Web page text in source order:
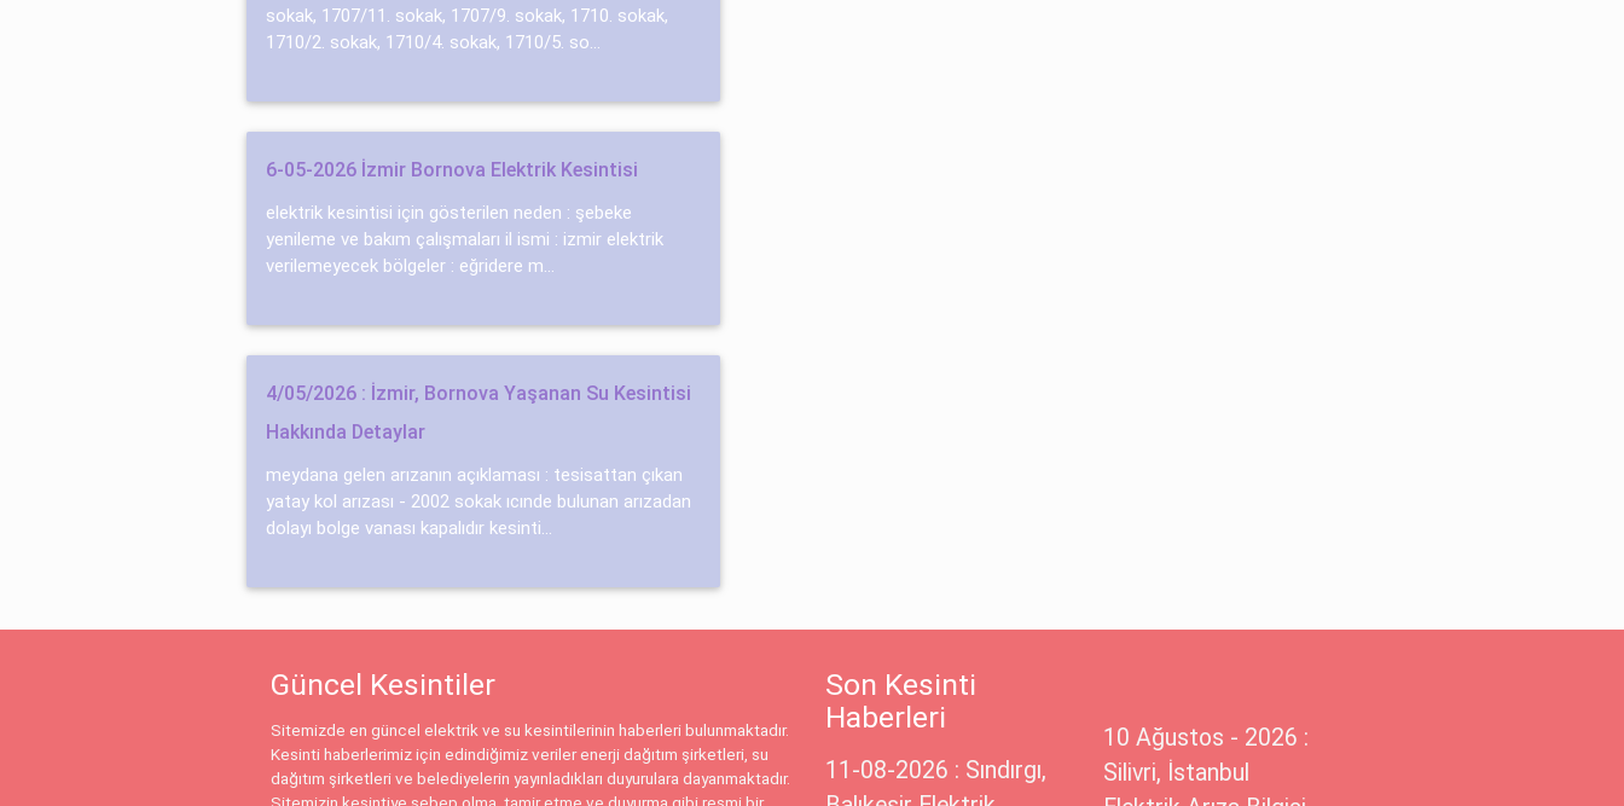
sokak, 1707/11. sokak, 1707/9. sokak, 1710. sokak,
1710/2. sokak, 1710/4. sokak, 1710/5. so...
6-05-2026 İzmir Bornova Elektrik Kesintisi
elektrik kesintisi için gösterilen neden : şebeke
yenileme ve bakım çalışmaları il ismi : izmir elektrik
verilemeyecek bölgeler : eğridere m...
4/05/2026 : İzmir, Bornova Yaşanan Su Kesintisi
Hakkında Detaylar
meydana gelen arızanın açıklaması : tesisattan çıkan
yatay kol arızası - 2002 sokak ıcınde bulunan arızadan
dolayı bolge vanası kapalıdır kesinti...
Güncel Kesintiler
Sitemizde en güncel elektrik ve su kesintilerinin haberleri bulunmaktadır.
Kesinti haberlerimiz için edindiğimiz veriler enerji dağıtım şirketleri, su
dağıtım şirketleri ve belediyelerin yayınladıkları duyurulara dayanmaktadır.
Son Kesinti
Haberleri
11-08-2026 : Sındırgı,
10 Ağustos - 2026 :
Silivri, İstanbul